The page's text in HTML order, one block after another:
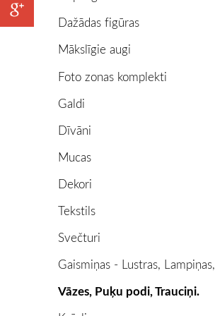
Dažādas figūras
Mākslīgie augi
Foto zonas komplekti
Galdi
Dīvāni
Mucas
Dekori
Tekstils
Svečturi
Gaismiņas - Lustras, Lampiņas,
Vāzes, Puķu podi, Trauciņi.